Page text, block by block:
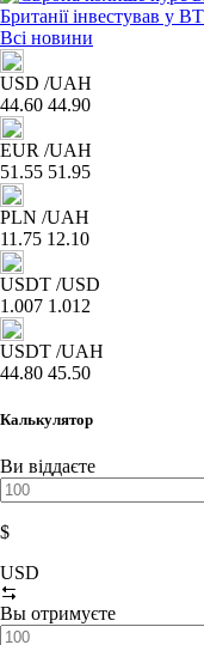
Всі новини
USD /UAH
44.60 44.90
EUR /UAH
51.55 51.95
PLN /UAH
11.75 12.10
USDT /USD
1.007 1.012
USDT /UAH
44.80 45.50
Калькулятор
Ви віддаєте
$
USD
Вы отримуєте